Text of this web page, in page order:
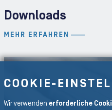
Downloads
MEHR ERFAHREN
COOKIE-
Wir verwenden erforderliche